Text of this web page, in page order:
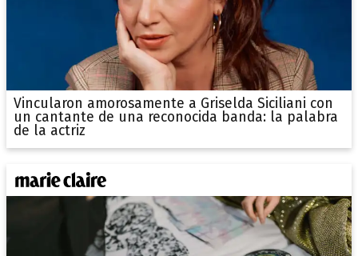
Vincularon amorosamente a Griselda Siciliani con
un cantante de una reconocida banda: la palabra
de la actriz